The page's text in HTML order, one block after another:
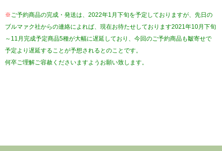
※ ご予約商品の完成・発送は、2022年1月下旬を予定しておりますが、先日の
ブルマァク社からの連絡によれば、現在お待たせしております2021年10月下旬
～11月完成予定商品5種が大幅に遅延しており、今回のご予約商品も皺寄せで
予定より遅延することが予想されるとのことです。
何卒ご理解ご容赦くださいますようお願い致します。